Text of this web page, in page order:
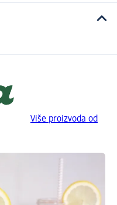
Više proizvoda od